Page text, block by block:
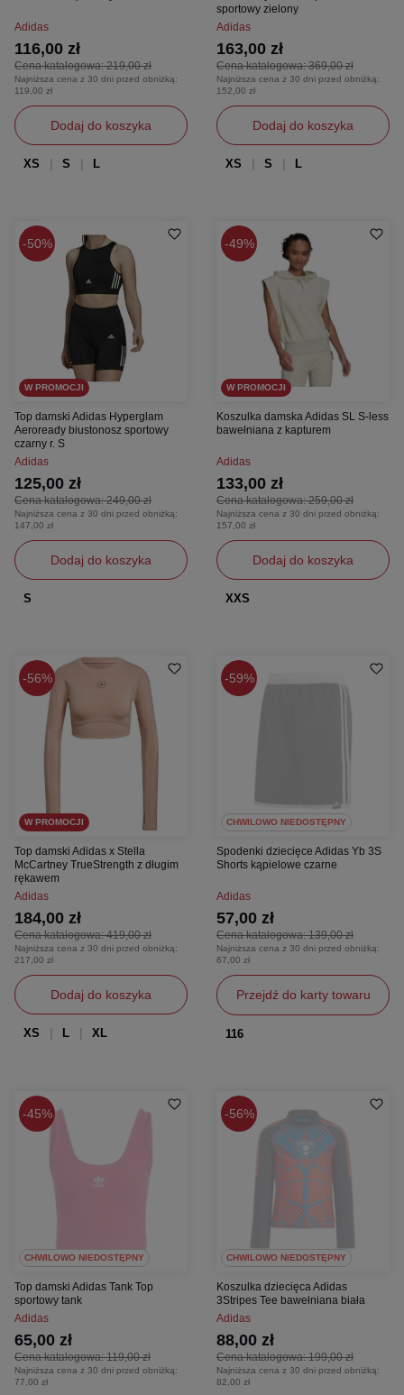
Adidas
Cena katalogowa:219,00 zł
116,00 zł
Najniższa cena z 30 dni przed obniżką:
119,00 zł
Dodaj do koszyka
XS S L
sportowy zielony
Adidas
Cena katalogowa:369,00 zł
163,00 zł
Najniższa cena z 30 dni przed obniżką:
152,00 zł
Dodaj do koszyka
XS S L
50%
W PROMOCJI
Top damski Adidas Hyperglam
Aeroready biustonosz sportowy
czarny r. S
Adidas
Cena katalogowa:249,00 zł
125,00 zł
Najniższa cena z 30 dni przed obniżką:
147,00 zł
Dodaj do koszyka
S
49%
W PROMOCJI
Koszulka damska Adidas SL S-less
bawełniana z kapturem
Adidas
Cena katalogowa:259,00 zł
133,00 zł
Najniższa cena z 30 dni przed obniżką:
157,00 zł
Dodaj do koszyka
XXS
56%
W PROMOCJI
Top damski Adidas x Stella
McCartney TrueStrength z długim
rękawem
Adidas
Cena katalogowa:419,00 zł
184,00 zł
Najniższa cena z 30 dni przed obniżką:
217,00 zł
Dodaj do koszyka
XS L XL
59%
CHWILOWO NIEDOSTĘPNY
Spodenki dziecięce Adidas Yb 3S
Shorts kąpielowe czarne
Adidas
Cena katalogowa:139,00 zł
57,00 zł
Najniższa cena z 30 dni przed obniżką:
67,00 zł
Przejdź do karty towaru
116
45%
CHWILOWO NIEDOSTĘPNY
Top damski Adidas Tank Top
sportowy tank
Adidas
Cena katalogowa:119,00 zł
65,00 zł
Najniższa cena z 30 dni przed obniżką:
77,00 zł
56%
CHWILOWO NIEDOSTĘPNY
Koszulka dziecięca Adidas
3Stripes Tee bawełniana biała
Adidas
Cena katalogowa:199,00 zł
88,00 zł
Najniższa cena z 30 dni przed obniżką:
82,00 zł